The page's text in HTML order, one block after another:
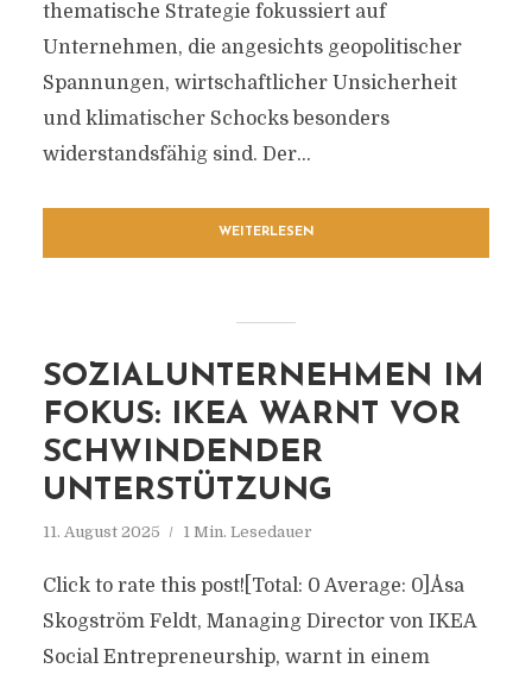
thematische Strategie fokussiert auf
Unternehmen, die angesichts geopolitischer
Spannungen, wirtschaftlicher Unsicherheit
und klimatischer Schocks besonders
widerstandsfähig sind. Der...
WEITERLESEN
SOZIALUNTERNEHMEN IM
FOKUS: IKEA WARNT VOR
SCHWINDENDER
UNTERSTÜTZUNG
11. August 2025 1 Min. Lesedauer
Click to rate this post![Total: 0 Average: 0]Åsa
Skogström Feldt, Managing Director von IKEA
Social Entrepreneurship, warnt in einem